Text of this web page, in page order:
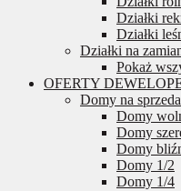
Działki
Działki
Działki na
Pokaż
OFERTY
Domy na
Domy
Domy
Domy
Domy 1/2
Domy 1/4